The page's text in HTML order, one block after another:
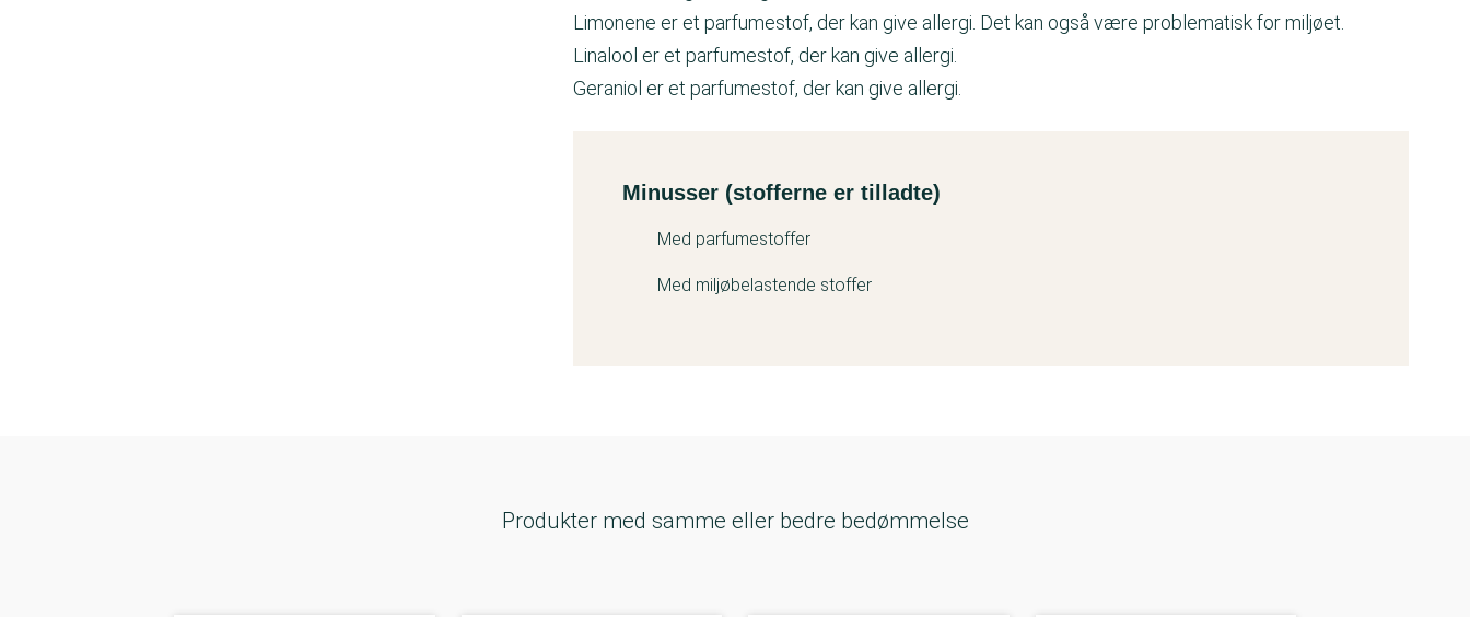
Limonene er et parfumestof, der kan give allergi. Det kan også være problematisk for miljøet.
Linalool er et parfumestof, der kan give allergi.
Geraniol er et parfumestof, der kan give allergi.
Kemitest
Minusser (stofferne er tilladte)
Med parfumestoffer
Med miljøbelastende stoffer
Produkter med samme eller bedre bedømmelse